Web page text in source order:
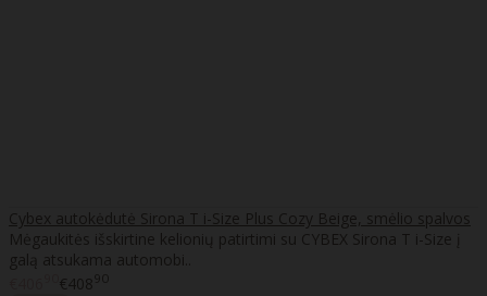
Cybex autokėdutė Sirona T i-Size Plus Cozy Beige, smėlio spalvos
Mėgaukitės išskirtine kelionių patirtimi su CYBEX Sirona T i-Size į
galą atsukama automobi..
€40890